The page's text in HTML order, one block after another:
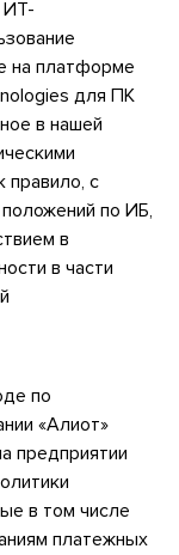
ИТ-
на платформе
для ПК
в нашей
правило, с
по ИБ,
в
в части
по
«Алиот»
предприятии
в том числе
платежных